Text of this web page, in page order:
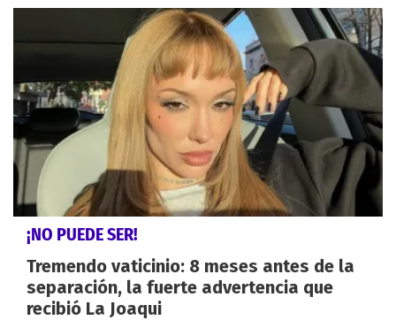
¡NO PUEDE SER!
Tremendo vaticinio: 8 meses antes de la
separación, la fuerte advertencia que
recibió La Joaqui